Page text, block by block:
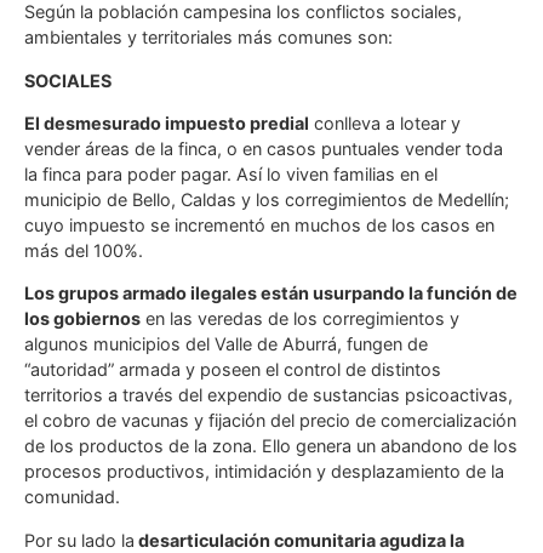
Según la población campesina los conflictos sociales,
ambientales y territoriales más comunes son:
SOCIALES
El desmesurado impuesto predial conlleva a lotear y
vender áreas de la finca, o en casos puntuales vender toda
la finca para poder pagar. Así lo viven familias en el
municipio de Bello, Caldas y los corregimientos de Medellín;
cuyo impuesto se incrementó en muchos de los casos en
más del 100%.
Los grupos armado ilegales están usurpando la función de
los gobiernos en las veredas de los corregimientos y
algunos municipios del Valle de Aburrá, fungen de
“autoridad” armada y poseen el control de distintos
territorios a través del expendio de sustancias psicoactivas,
el cobro de vacunas y fijación del precio de comercialización
de los productos de la zona. Ello genera un abandono de los
procesos productivos, intimidación y desplazamiento de la
comunidad.
Por su lado la desarticulación comunitaria agudiza la